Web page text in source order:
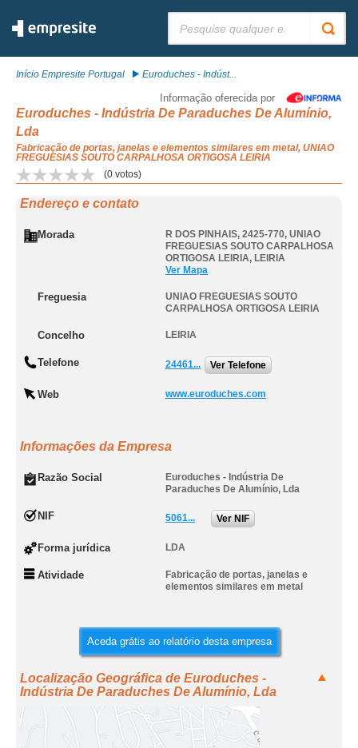
Início Empresite Portugal Euroduches - Indúst...
Informação oferecida por
Euroduches - Indústria De Paraduches De Alumínio,
Lda
Fabricação de portas, janelas e elementos similares em metal, UNIAO
FREGUESIAS SOUTO CARPALHOSA ORTIGOSA LEIRIA
(0 votos)
Endereço e contato
Morada R DOS PINHAIS, 2425-770, UNIAO
FREGUESIAS SOUTO CARPALHOSA
ORTIGOSA LEIRIA, LEIRIA
Ver Mapa
Freguesia
UNIAO FREGUESIAS SOUTO
CARPALHOSA ORTIGOSA LEIRIA
Concelho LEIRIA
Telefone 24461... Ver Telefone
Web www.euroduches.com
Informações da Empresa
Razão Social
Euroduches - Indústria De
Paraduches De Alumínio, Lda
NIF 5061... Ver NIF
Forma jurídica LDA
Atividade
Fabricação de portas, janelas e
elementos similares em metal
Aceda grátis ao relatório desta empresa
Localização Geográfica de Euroduches -
Indústria De Paraduches De Alumínio, Lda